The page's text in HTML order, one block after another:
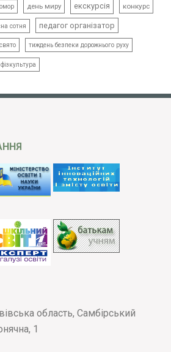
день миру екскурсія конкурс
сотня педагог організатор
свято тиждень безпеки дорожнього руху
фізкультура
область, Самбірський
1